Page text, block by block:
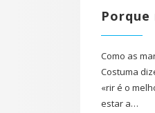
Como as
Costuma
«rir é o
estar a…